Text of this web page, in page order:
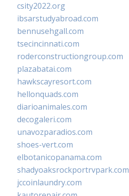
csity2022.org
ibsarstudyabroad.com
bennusehgall.com
tsecincinnati.com
roderconstructiongroup.com
plazabatai.com
hawkscayresort.com
hellonquads.com
diarioanimales.com
decogaleri.com
unavozparadios.com
shoes-vert.com
elbotanicopanama.com
shadyoaksrockportrvpark.com
jccoinlaundry.com